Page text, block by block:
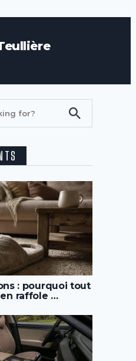
: pourquoi tout
raffole …